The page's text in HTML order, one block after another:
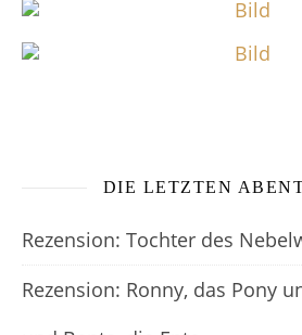
DIE LETZTEN
Rezension: Tochter des
Rezension: Ronny, das Pony